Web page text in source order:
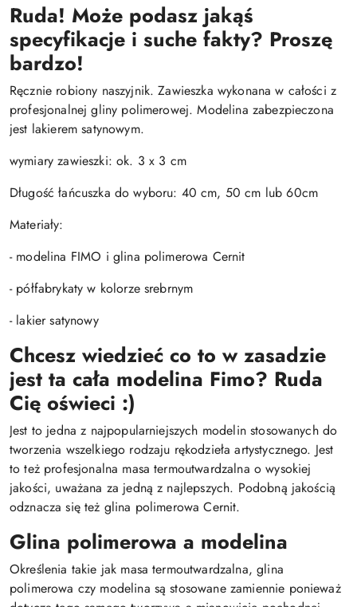
Ruda! Może podasz jakąś
specyfikacje i suche fakty? Proszę
bardzo!
Ręcznie robiony naszyjnik. Zawieszka wykonana w całości z
profesjonalnej gliny polimerowej. Modelina zabezpieczona
jest lakierem satynowym.
wymiary zawieszki: ok. 3 x 3 cm
Długość łańcuszka do wyboru: 40 cm, 50 cm lub 60cm
Materiały:
- modelina FIMO i glina polimerowa Cernit
- półfabrykaty w kolorze srebrnym
- lakier satynowy
Chcesz wiedzieć co to w zasadzie
jest ta cała modelina Fimo? Ruda
Cię oświeci :)
Jest to jedna z najpopularniejszych modelin stosowanych do
tworzenia wszelkiego rodzaju rękodzieła artystycznego. Jest
to też profesjonalna masa termoutwardzalna o wysokiej
jakości, uważana za jedną z najlepszych. Podobną jakością
odznacza się też glina polimerowa Cernit.
Glina polimerowa a modelina
Określenia takie jak masa termoutwardzalna, glina
polimerowa czy modelina są stosowane zamiennie ponieważ